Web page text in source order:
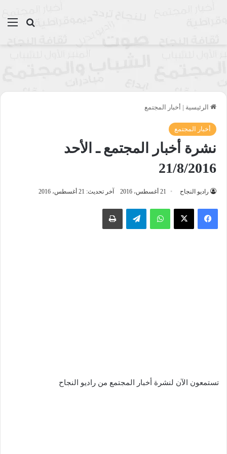
بحث
الرئيسية | أخبار المجتمع
أخبار المجتمع
نشرة أخبار المجتمع ـ الأحد
21/8/2016
راديو النجاح 21 أغسطس، 2016 آخر تحديث: 21 أغسطس، 2016
واتساب تيلقرام طباعة
تستمعون الآن لنشرة أخبار المجتمع من راديو النجاح